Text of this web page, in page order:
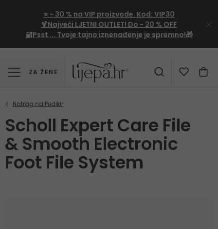
⭐ - 30 % na VIP proizvode. Kod: VIP30
🍹Najveći LJETNI OUTLET! Do - 20 % OFF
🔐Psst ... Tvoje tajno iznenađenje je spremno!🎁
ZA ŽENE
Scholl Expert Care File
& Smooth Electronic
Foot File System